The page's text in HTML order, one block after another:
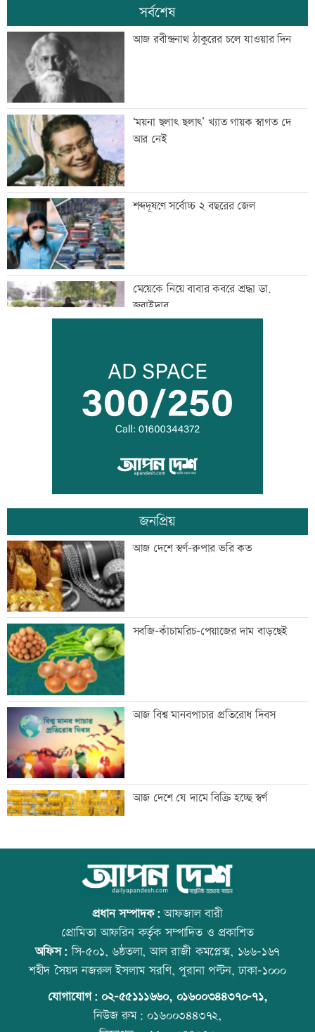
সর্বশেষ
আজ রবীন্দ্রনাথ ঠাকুরের চলে যাওয়ার দিন
‘ময়না ছলাৎ ছলাৎ’ খ্যাত গায়ক স্বাগত দে
আর নেই
শব্দদূষণে সর্বোচ্চ ২ বছরের জেল
মেয়েকে নিয়ে বাবার কবরে শ্রদ্ধা ডা.
জুবাইদার
রাষ্ট্রবিরোধী তৎপরতায় ৪০৪ শিক্ষক, ইবি
জিয়া পরিষদের নিন্দা
২৩তম রাষ্ট্রপতি নির্বাচন ২০ আগস্ট: ইসি
ভিসা নিয়ে প্রতারণা, ভারতীয় হাইকমিশনের
সতর্কবার্তা
জুলাইয়ে সড়কে ঝরেছে ৪১৬ প্রাণ
জুলাই স্মৃতি জাদুঘর উন্মুক্ত, প্রথম দিনেই
উপচে পড়া ভিড়
জোড়া গোলে মেসির নতুন রেকর্ড
ঢাকার চারপাশের নদীদূষণ রোধে
কর্মপরিকল্পনার নির্দেশ
গণভোটের রায় বাস্তবায়নে ১১ দলের লংমার্চের
ঘোষণা
জনপ্রিয়
আজ দেশে স্বর্ণ-রুপার ভরি কত
সবজি-কাঁচামরিচ-পেয়াজের দাম বাড়ছেই
আজ বিশ্ব মানবপাচার প্রতিরোধ দিবস
আজ দেশে যে দামে বিক্রি হচ্ছে স্বর্ণ
আজ বিশ্ব বন্ধু দিবস
প্রতিমন্ত্রীকে ঘিরে ভাইরাল ভিডিওতে ছবি
জুড়ে অপপ্রচার: এলিন
প্রধান সম্পাদক:আফজাল বারী
প্রোমিতা আফরিন কর্তৃক সম্পাদিত ও প্রকাশিত
অফিস:সি-৫০১, ৬ষ্ঠতলা, আল রাজী কমপ্লেক্স, ১৬৬-১৬৭
শহীদ সৈয়দ নজরুল ইসলাম সরণি, পুরানা পল্টন, ঢাকা-১০০০
যোগাযোগ: ০২-৫৫১১১৬৬০, ০১৬০০৩৪৪৩৭০-৭১,
নিউজ রুম:০১৬০০৩৪৪৩৭২,